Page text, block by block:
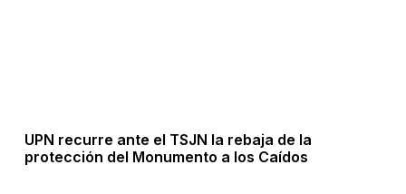
UPN recurre ante el TSJN la rebaja de la
protección del Monumento a los Caídos